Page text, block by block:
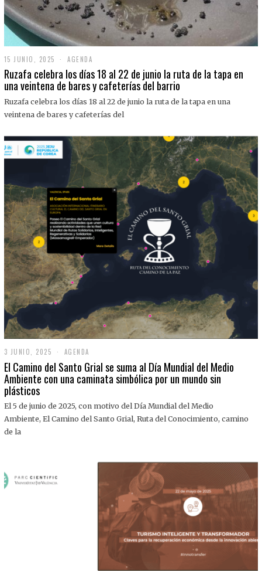
15 JUNIO, 2025
J
U
I
O
0
2
5
AGENDA
Ruzafa celebra los días 18 al 22 de junio la ruta de la tapa en
una veintena de bares y cafeterías del barrio
Ruzafa celebra los días 18 al 22 de junio la ruta de la tapa en una
veintena de bares y cafeterías del
3 JUNIO, 2025
J
U
N
,
0
AGENDA
El Camino del Santo Grial se suma al Día Mundial del Medio
Ambiente con una caminata simbólica por un mundo sin
plásticos
El 5 de junio de 2025, con motivo del Día Mundial del Medio
Ambiente, El Camino del Santo Grial, Ruta del Conocimiento, camino
de la